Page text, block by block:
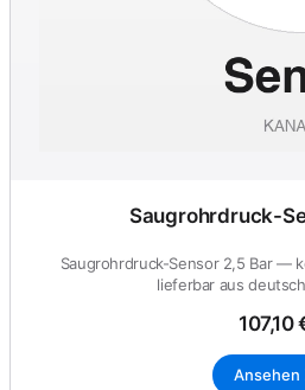
Saugrohrdruck-
Saugrohrdruck-Sensor 2,5 Bar —
lieferbar aus
107,10
Ansehen